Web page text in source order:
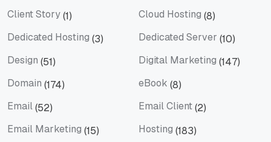
Client Story(1) Cloud Hosting (8)
Dedicated Hosting (3) Dedicated Server (10)
Design (51) Digital Marketing (147)
Domain (174) eBook (8)
Email(52) Email Client(2)
Email Marketing (15) Hosting (183)